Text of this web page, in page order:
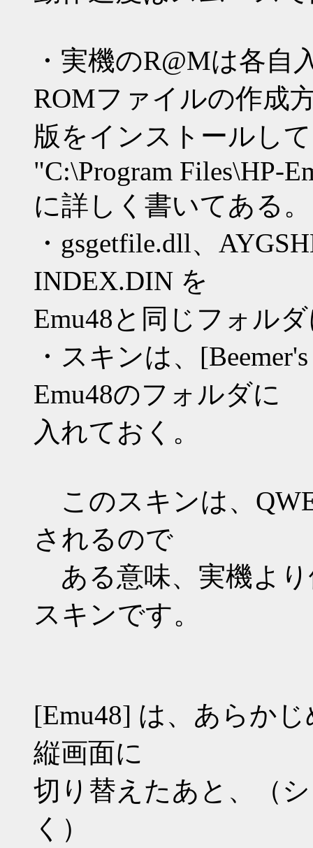
・実機のR@Mは各自
ROMファイルの作成
版をインストールして
"C:\Program Files\HP-
に詳しく書いてある。
・gsgetfile.dll、
INDEX.DIN を
Emu48と同じフォル
・スキンは、
Emu48のフォルダに
入れておく。
このスキンは、
されるので
ある意味、実機より
スキンです。
[Emu48] は、あらか
縦画面に
切り替えたあと、（
く）